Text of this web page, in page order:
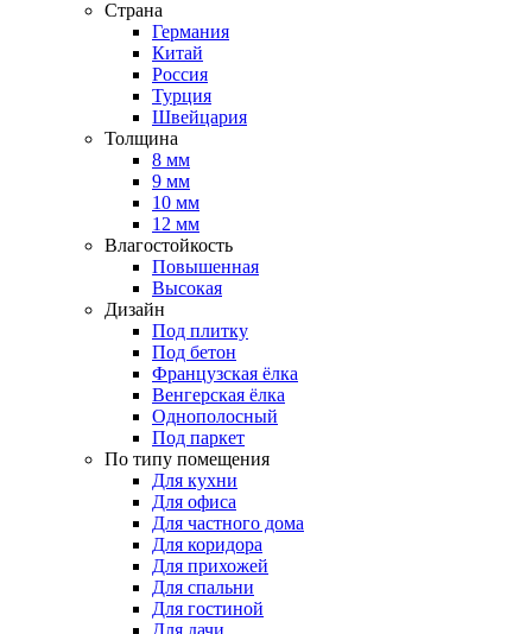
Страна
Германия
Китай
Россия
Турция
Швейцария
Толщина
8 мм
9 мм
10 мм
12 мм
Влагостойкость
Повышенная
Высокая
Дизайн
Под плитку
Под бетон
Французская ёлка
Венгерская ёлка
Однополосный
Под паркет
По типу помещения
Для кухни
Для офиса
Для частного дома
Для коридора
Для прихожей
Для спальни
Для гостиной
Для дачи